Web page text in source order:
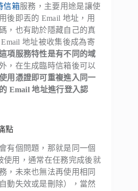
信箱服務，主要用途是讓使
後即丟的 Email 地址，用
，也有助於隱藏自己的真
地址被收集後成為寄
項服務特性是有不同的域
，在生成臨時信箱後可以
用憑證即可重複進入同一
Email 地址進行登入認
點
有個問題，那就是同一個
使用，通常在任務完成後就
，未來也無法再使用相同
動失效或是刪除），當然